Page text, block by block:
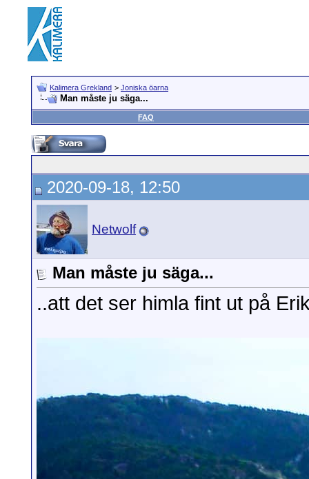
Kalimera Grekland > Joniska öarna
Man måste ju säga...
FAQ
2020-09-18, 12:50
Netwolf
Man måste ju säga...
..att det ser himla fint ut på